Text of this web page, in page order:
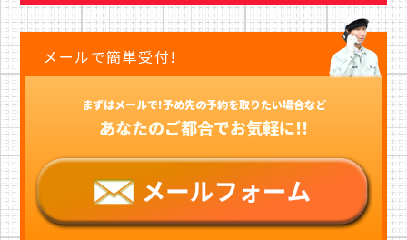
メールで簡単受付!
まずはメールで!予め先の予約を取りたい場合など
あなたのご都合でお気軽に!!